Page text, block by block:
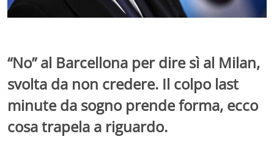
“No” al Barcellona per dire sì al Milan,
svolta da non credere. Il colpo last
minute da sogno prende forma, ecco
cosa trapela a riguardo.